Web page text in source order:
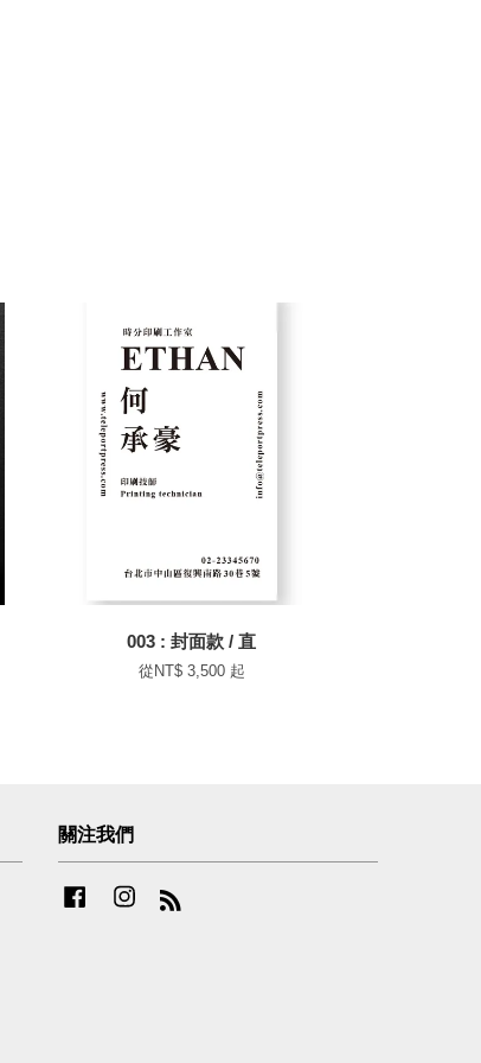
003 : 封面款 / 直
從 NT$ 3,500 起
關注我們
FacebookInstagram